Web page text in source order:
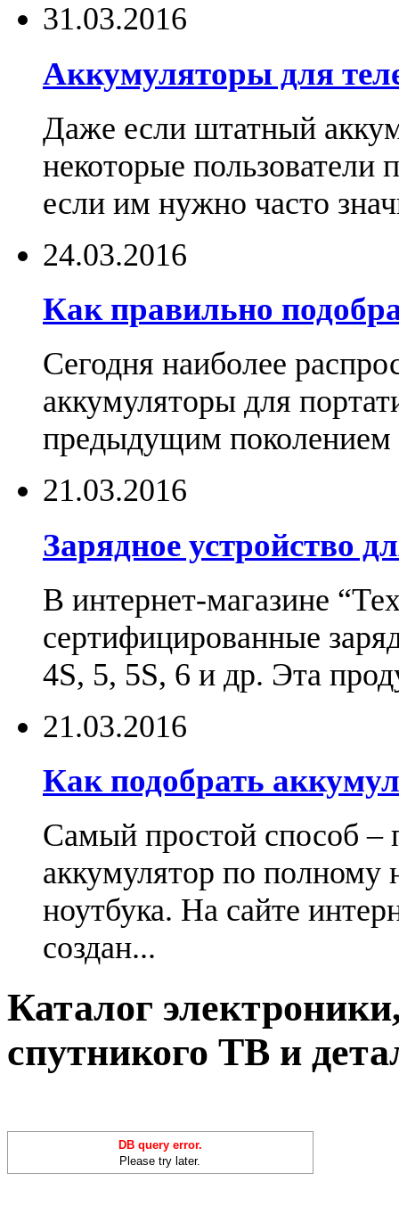
31.03.2016
Аккумуляторы для
Даже если штатный
некоторые пользователи
если им нужно часто
24.03.2016
Как правильно
Сегодня наиболее
аккумуляторы для
предыдущим поколением
21.03.2016
Зарядное устройство
В интернет-магазине
сертифицированные
4S, 5, 5S, 6 и др. Эта
21.03.2016
Как подобрать
Самый простой способ –
аккумулятор по
ноутбука. На сайте
создан...
Каталог
спутникого ТВ и
DB query error.
Please try later.